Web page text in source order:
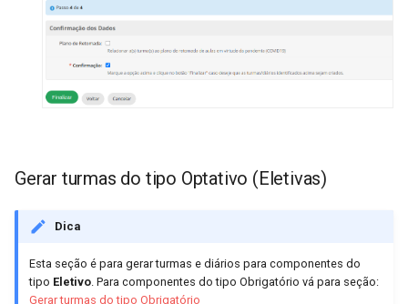
Gerar turmas do tipo Optativo (Eletivas)
Dica
Esta seção é para gerar turmas e diários para componentes do
tipo Eletivo . Para componentes do tipo Obrigatório vá para seção:
Gerar turmas do tipo Obrigatório